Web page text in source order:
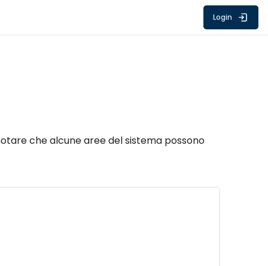
Login
che alcune aree del sistema possono